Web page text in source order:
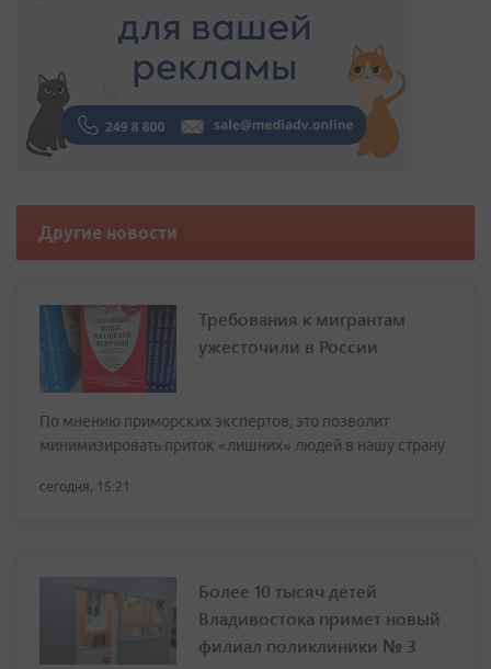
Другие новости
Требования к мигрантам
ужесточили в России
По мнению приморских экспертов, это позволит
минимизировать приток «лишних» людей в нашу страну
сегодня, 15:21
Более 10 тысяч детей
Владивостока примет новый
филиал поликлиники № 3